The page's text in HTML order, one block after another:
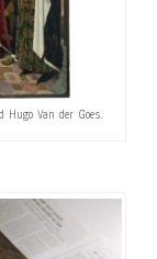
Van der Goes.